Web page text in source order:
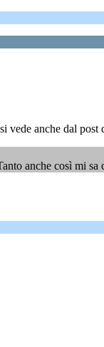
vede anche dal post
anche così mi sa